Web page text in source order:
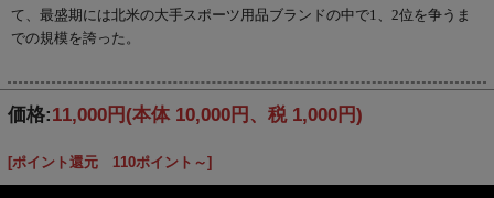
て、最盛期には北米の大手スポーツ用品ブランドの中で1、2位を争うま
での規模を誇った。
価格:11,000円 (本体 10,000円、税 1,000円)
[ポイント還元 110ポイント～]